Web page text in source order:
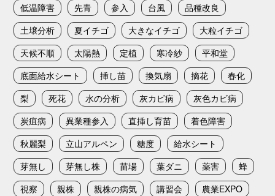
低温障害
先青 参入 台風
品種改良
土壌分析
夏イチゴ 大きなイチゴ
大粒イチゴ
天候不順
太陽熱 定植 寒冷紗
平和堂
底面給水シート
挿し苗 換気扇 摘花
春化
梨
死花 水の分析 灰カビ病
灰色カビ病
炭疽病
異業種参入 直挿し育苗
着色障害
秋麗梨
立山アルペン 糖度
給水シート
芽無し
芽無し株 苗場 葉ダニ 薬害
蜂
視察
親株 親株の病気 講習会
農業EXPO